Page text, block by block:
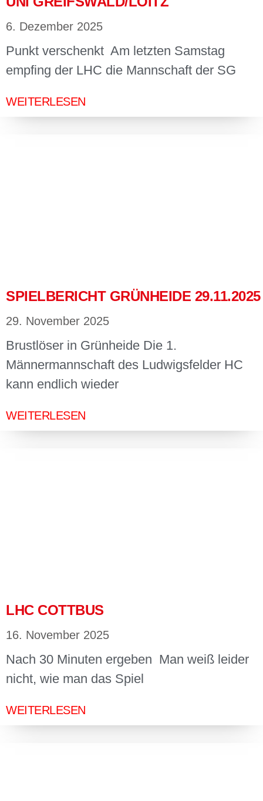
6. Dezember 2025
Punkt verschenkt Am letzten Samstag
empfing der LHC die Mannschaft der SG
WEITERLESEN
SPIELBERICHT GRÜNHEIDE 29.11.2025
29. November 2025
Brustlöser in Grünheide Die 1.
Männermannschaft des Ludwigsfelder HC
kann endlich wieder
WEITERLESEN
LHC COTTBUS
16. November 2025
Nach 30 Minuten ergeben Man weiß leider
nicht, wie man das Spiel
WEITERLESEN